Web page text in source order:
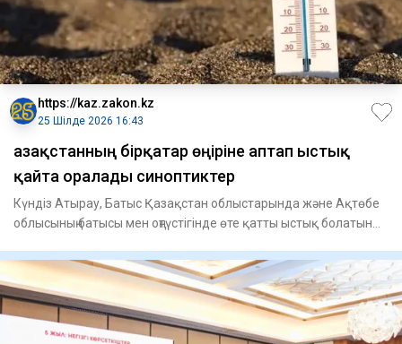
https://kaz.zakon.kz
25 Шілде 2026 16:43
Қазақстанның бірқатар өңіріне аптап ыстық
қайта оралады синоптиктер
Күндіз Атырау, Батыс Қазақстан облыстарында және Ақтөбе
облысының батысы мен оңтүстігінде өте қатты ыстық болатыны